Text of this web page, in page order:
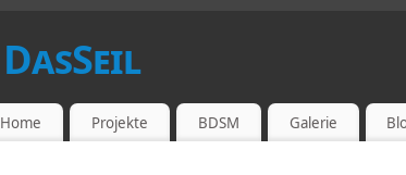
DasSeil
Home Projekte BDSM Galerie